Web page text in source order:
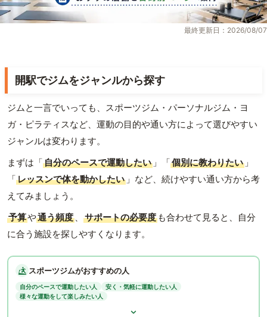
最終更新日：2026/08/07
開駅でジムをジャンルから探す
ジムと一言でいっても、スポーツジム・パーソナルジム・ヨ
ガ・ピラティスなど、運動の目的や通い方によって選びやすい
ジャンルは変わります。
まずは「自分のペースで運動したい 」「個別に教わりたい 」
「レッスンで体を動かしたい 」など、続けやすい通い方から考
えてみましょう。
予算や通う頻度 、 サポートの必要度 も合わせて見ると、自分
に合う施設を探しやすくなります。
スポーツジムがおすすめの人
自分のペースで運動したい人
安く・気軽に運動したい人
様々な運動をして楽しみたい人